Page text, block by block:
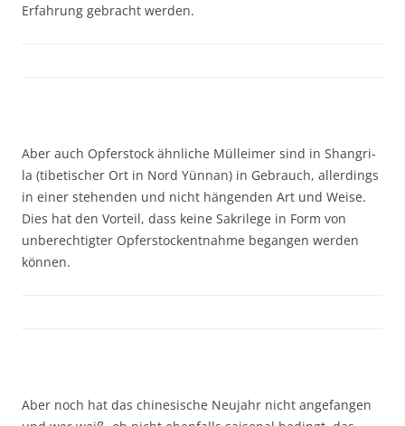
Erfahrung gebracht werden.
Aber auch Opferstock ähnliche Mülleimer sind in Shangri-
la (tibetischer Ort in Nord Yünnan) in Gebrauch, allerdings
in einer stehenden und nicht hängenden Art und Weise.
Dies hat den Vorteil, dass keine Sakrilege in Form von
unberechtigter Opferstockentnahme begangen werden
können.
Aber noch hat das chinesische Neujahr nicht angefangen